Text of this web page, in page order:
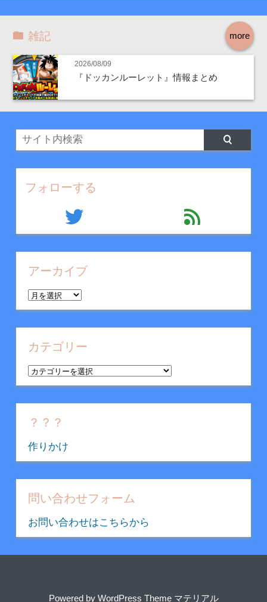
more
雑記
2026/08/09
『ドッカンルーレット』情報まとめ
フォローする
twitter feed
アーカイブ
ア
ー
カ
イ
カテゴリー
カ
テ
ゴ
リ
？？？
作りかけ
問い合わせフォーム
お問い合わせはこちらから
Powered by WordPress Theme マテリアル